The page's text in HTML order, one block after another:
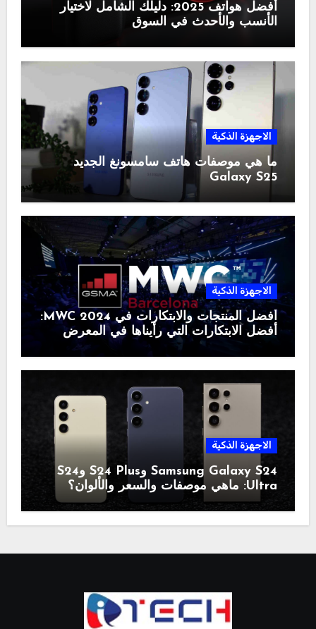
أفضل هواتف 2025: دليلك الشامل لاختيار
الأنسب والأحدث في السوق
الاجهزة الذكية
ما هي موصفات هاتف سامسونغ الجديد
Galaxy S25
الاجهزة الذكية
أفضل المنتجات والابتكارات في MWC 2024:
أفضل الابتكارات التي رأيناها في المعرض
الاجهزة الذكية
Samsung Galaxy S24 وS24 Plus وS24
Ultra: ماهي موصفات والسعر والألوان؟